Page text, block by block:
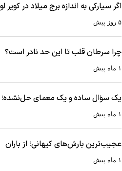
اگر سیارکی به اندازه برج میلاد در کویر
سقوط کند، چه اتفاقی می‌افتد؟
۵ روز پیش
چرا سرطان قلب تا این حد نادر است؟
ماجرای معامله عجیبی که در بدن اتفاق۱ ماه پیش
یک سؤال ساده و یک معمای
از بیگ‌بنگ و آغاز جهان چه چیزی وجود۱ ماه پیش
عجیب‌ترین بارش‌های کیهانی؛ از باران
جواهرات گران‌قیمت تا بارش آهن و۱ ماه پیش